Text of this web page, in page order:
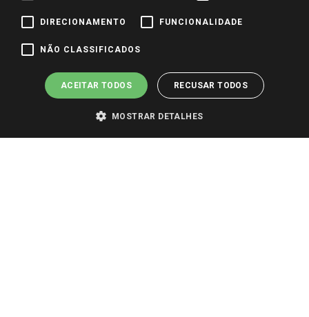
DIRECIONAMENTO FUNCIONALIDADE
NÃO CLASSIFICADOS
ACEITAR TODOS RECUSAR TODOS
MOSTRAR DETALHES